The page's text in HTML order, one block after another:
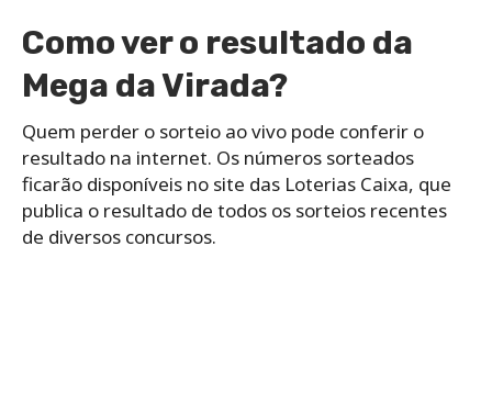
Como ver o resultado da
Mega da Virada?
Quem perder o sorteio ao vivo pode conferir o
resultado na internet. Os números sorteados
ficarão disponíveis no site das Loterias Caixa, que
publica o resultado de todos os sorteios recentes
de diversos concursos.